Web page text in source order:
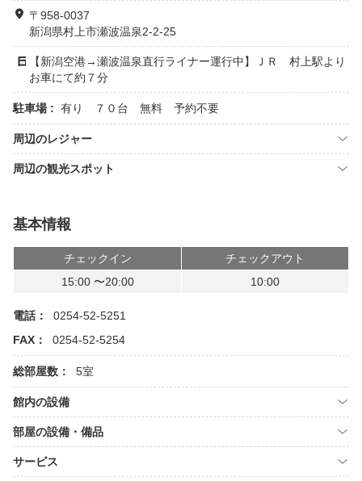
〒958-0037
新潟県村上市瀬波温泉2-2-25
【新潟空港→瀬波温泉直行ライナー運行中】ＪＲ 村上駅より
お車にて約７分
駐車場 : 有り ７０台 無料 予約不要
周辺のレジャー
周辺の観光スポット
基本情報
チェックイン
チェックアウト
15:00 〜20:00
10:00
電話：
0254-52-5251
FAX：
0254-52-5254
総部屋数： 5室
館内の設備
部屋の設備・備品
サービス